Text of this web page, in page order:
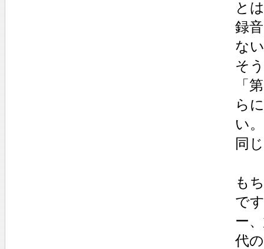
と
録
な
そ
「
ら
い
同
も
で
ー
代